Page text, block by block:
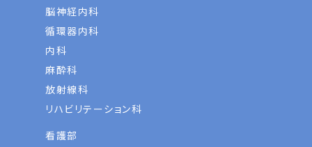
脳神経内科
循環器内科
内科
麻酔科
放射線科
リハビリテーション科
看護部